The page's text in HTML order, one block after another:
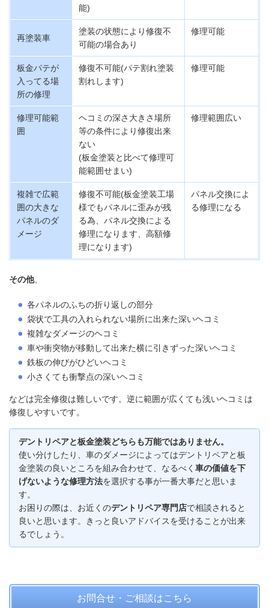
能)
再塗装車
塗装の状態により修復不
可能の場合あり
修理可能
板金パテが
入ってる場
所の修理
修復不可能(パテ割れ塗装
割れします)
修理可能
修理可能範
囲
ヘコミの深さ大きさ場所
等の条件により修復出来
ない
(板金塗装と比べて修理可
能範囲せまい)
修理範囲広い
複雑で広範
囲の大きな
パネルのダ
メージ
修復不可能(板金塗装工場
様でもパネルに歪みが残
る為、パネル交換による
修理になります、高額修
理になります)
パネル交換によ
る修理になる
その他、
各パネルのふちの折り返しの部分
袋状で工具の入れられない場所に出来た深いヘコミ
複雑なダメージのヘコミ
車や衝突物が移動して出来た横に引きずった深いヘコミ
鉄板の伸びがひどいヘコミ
小さくても衝撃点の深いヘコミ
などは完全修復は難しいです。逆に範囲が広くても浅いヘコミは
修復しやすいです。
デントリペアと板金塗装どちらも万能ではありません。
使い分けしたり、車のダメージによってはデントリペアと板
金塗装の良いところを組み合わせて、なるべく 車の価値を下
げないような修理方法を選択する事が一番大事だと思いま
す。
お困りの際は、お近くのデントリペア専門店で相談されると
良いと思います。きっと良いアドバイスを受けることが出来
るでしょう。
お問合せ・ご相談はこちら